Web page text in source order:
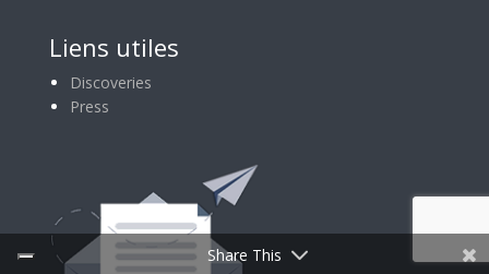
Liens utiles
Discoveries
Press
Share This